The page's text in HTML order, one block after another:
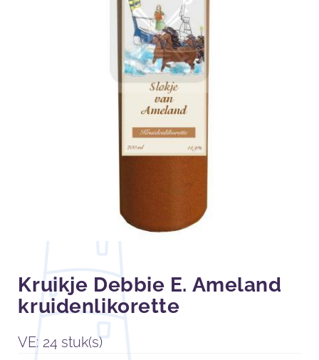
Kruikje Debbie E. Ameland
kruidenlikorette
VE: 24 stuk(s)